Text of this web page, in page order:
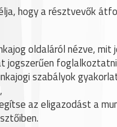
hogy a résztvevők
oldaláról nézve, mit
jogszerűen
szabályok
az eligazodást a